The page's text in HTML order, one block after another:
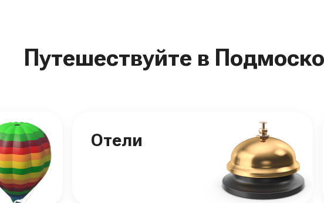
Путешествуйте в
Отели